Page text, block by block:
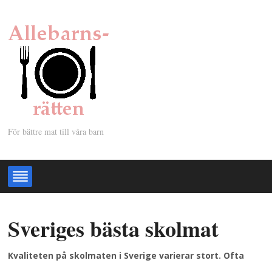
För bättre mat till våra barn
Sveriges bästa skolmat
Kvaliteten på skolmaten i Sverige varierar stort. Ofta